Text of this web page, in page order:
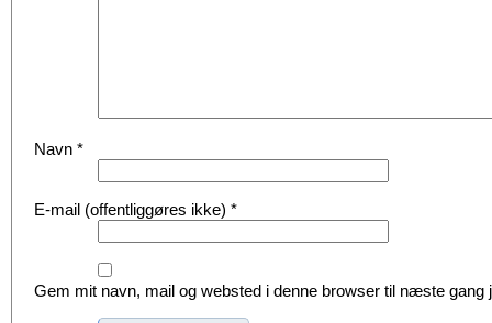
Navn *
E-mail (offentliggøres ikke) *
Gem mit navn, mail og websted i denne browser til næste gang